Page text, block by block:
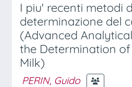
I piu' recenti metodi
determinazione del
(Advanced
the Determination of
Milk)
PERIN, Guido